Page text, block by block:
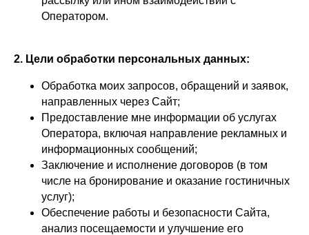
Оператором.
2. Цели обработки персональных данных:
Обработка моих запросов, обращений и заявок,
направленных через Сайт;
Предоставление мне информации об услугах
Оператора, включая направление рекламных и
информационных сообщений;
Заключение и исполнение договоров (в том
числе на бронирование и оказание гостиничных
услуг);
Обеспечение работы и безопасности Сайта,
анализ посещаемости и улучшение его